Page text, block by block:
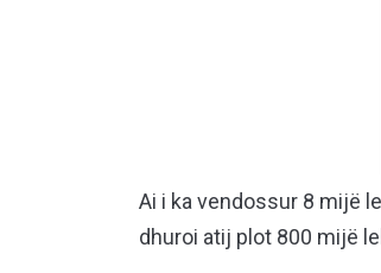
Ai i ka vendossur 8 mijë
dhuroi atij plot 800 mijë